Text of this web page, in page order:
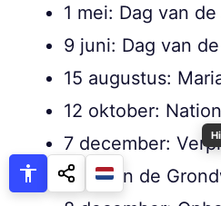
1 mei: Dag van
9 juni: Dag van
15 augustus:
12 oktober:
7 december:
Dag van de